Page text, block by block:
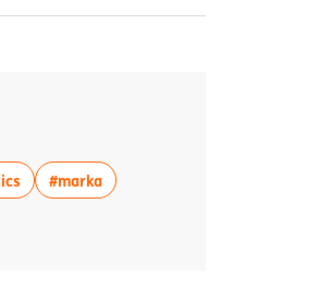
ale wręcz
na biznes
więcej artykułów z tagiem:#google
#markawięcej artykułów z